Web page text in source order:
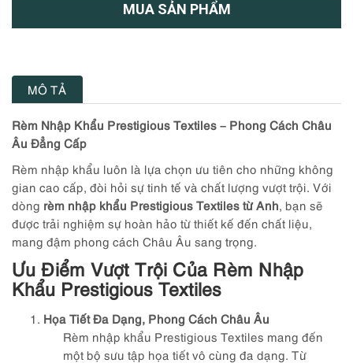
MUA SẢN PHẨM
MÔ TẢ
Rèm Nhập Khẩu Prestigious Textiles – Phong Cách Châu
Âu Đẳng Cấp
Rèm nhập khẩu luôn là lựa chọn ưu tiên cho những không
gian cao cấp, đòi hỏi sự tinh tế và chất lượng vượt trội. Với
dòng rèm nhập khẩu Prestigious Textiles từ Anh, bạn sẽ
được trải nghiệm sự hoàn hảo từ thiết kế đến chất liệu,
mang đậm phong cách Châu Âu sang trọng.
Ưu Điểm Vượt Trội Của Rèm Nhập
Khẩu Prestigious Textiles
Họa Tiết Đa Dạng, Phong Cách Châu Âu
Rèm nhập khẩu Prestigious Textiles mang đến
một bộ sưu tập họa tiết vô cùng đa dạng. Từ